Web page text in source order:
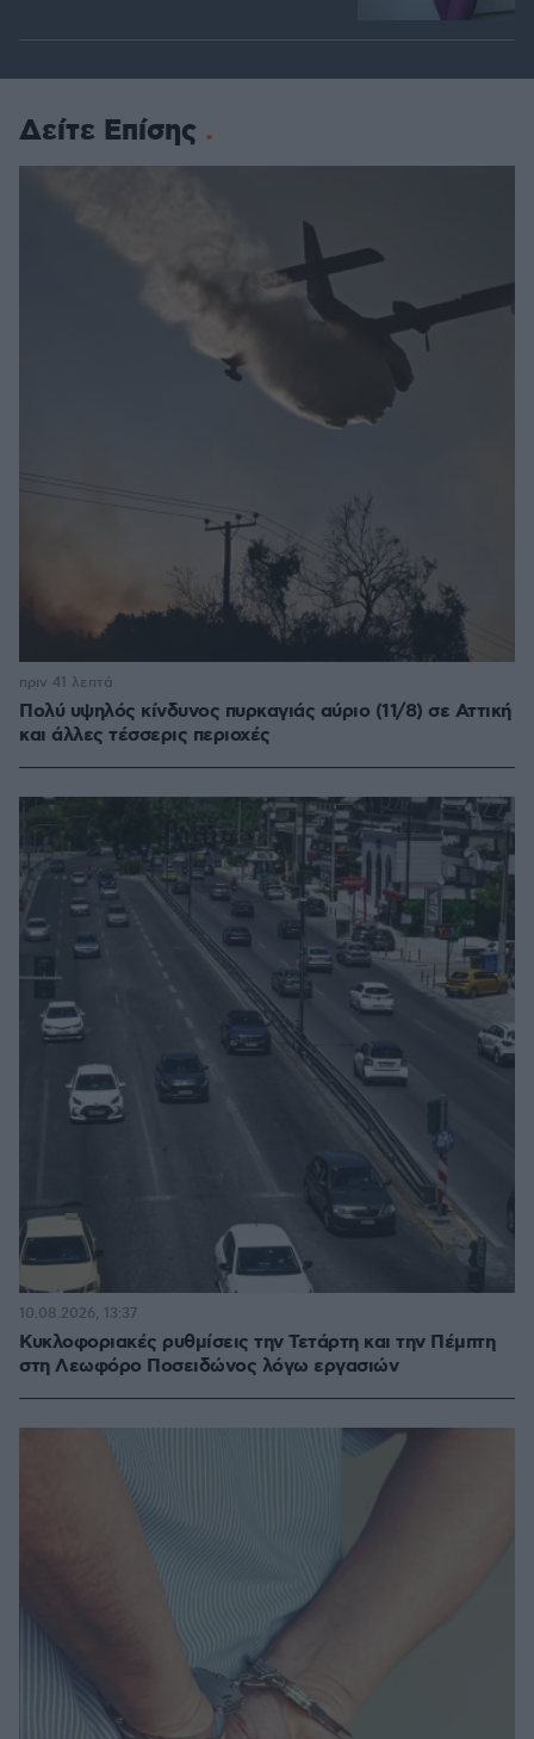
Δείτε Επίσης
Πολύ υψηλός κίνδυνος πυρκαγιάς αύριο (11/8) σε Αττική
και άλλες τέσσερις περιοχές
πριν 41 λεπτά
Κυκλοφοριακές ρυθμίσεις την Τετάρτη και την Πέμπτη
στη Λεωφόρο Ποσειδώνος λόγω εργασιών
10.08.2026, 13:37